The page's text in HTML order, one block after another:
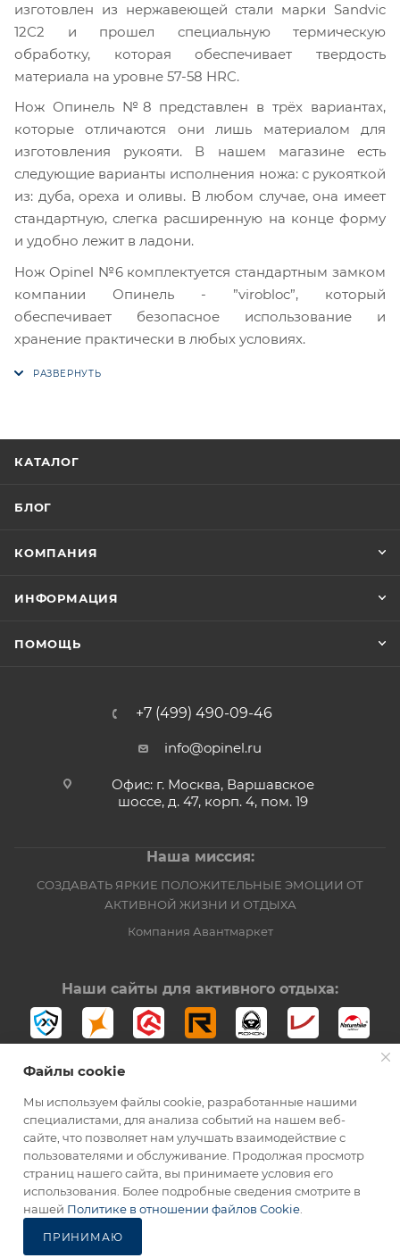
В КОРЗИНУ
изготовлен из нержавеющей стали марки Sandvic
12С2 и прошел специальную термическую
обработку, которая обеспечивает твердость
материала на уровне 57-58 HRC.
Нож Опинель №8 представлен в трёх вариантах,
которые отличаются они лишь материалом для
изготовления рукояти. В нашем магазине есть
следующие варианты исполнения ножа: с рукояткой
из: дуба, ореха и оливы. В любом случае, она имеет
стандартную, слегка расширенную на конце форму
и удобно лежит в ладони.
Нож Opinel №6 комплектуется стандартным замком
компании Опинель - ”virobloc”, который
обеспечивает безопасное использование и
хранение практически в любых условиях.
КАТАЛОГ
БЛОГ
КОМПАНИЯ
ИНФОРМАЦИЯ
ПОМОЩЬ
+7 (499) 490-09-46
info@opinel.ru
Офис: г. Москва, Варшавское
шоссе, д. 47, корп. 4, пом. 19
Наша миссия:
СОЗДАВАТЬ ЯРКИЕ ПОЛОЖИТЕЛЬНЫЕ ЭМОЦИИ ОТ
АКТИВНОЙ ЖИЗНИ И ОТДЫХА
Компания Авантмаркет
Наши сайты для активного отдыха:
2012-2026 © Официальный дистрибьютор Opinel в России
Файлы cookie
Мы используем файлы cookie, разработанные нашими
специалистами, для анализа событий на нашем веб-
сайте, что позволяет нам улучшать взаимодействие с
пользователями и обслуживание. Продолжая просмотр
страниц нашего сайта, вы принимаете условия его
использования. Более подробные сведения смотрите в
нашей Политике в отношении файлов Cookie
ПРИНИМАЮ